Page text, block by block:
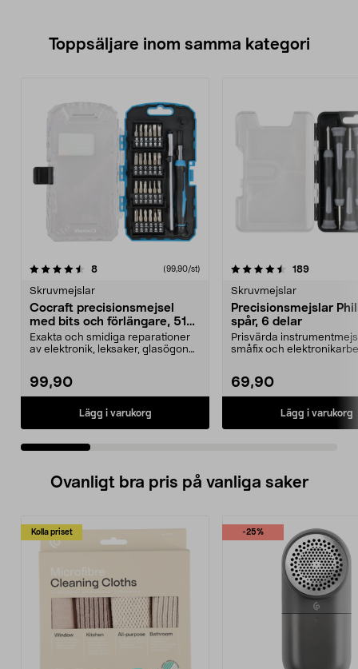
Toppsäljare inom samma kategori
8recensioner (99,90/st)
Skruvmejslar
Cocraft precisionsmejsel
med bits och förlängare, 51
delar
Exakta och smidiga reparationer
av elektronik, leksaker, glasögon
99,90
Lägg i varukorg
4.5 av 5 stjärnor 189
Skruvmejslar
Precisionsmejslar
spår, 6 delar
Prisvärda
småfix och
69,90
Lägg i varukorg
4.5 av 5 stjärnor
Ovanligt bra pris på vanliga saker
Kolla priset -25%